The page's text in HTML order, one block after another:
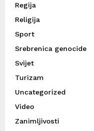
Regija
Religija
Sport
Srebrenica genocide
Svijet
Turizam
Uncategorized
Video
Zanimljivosti